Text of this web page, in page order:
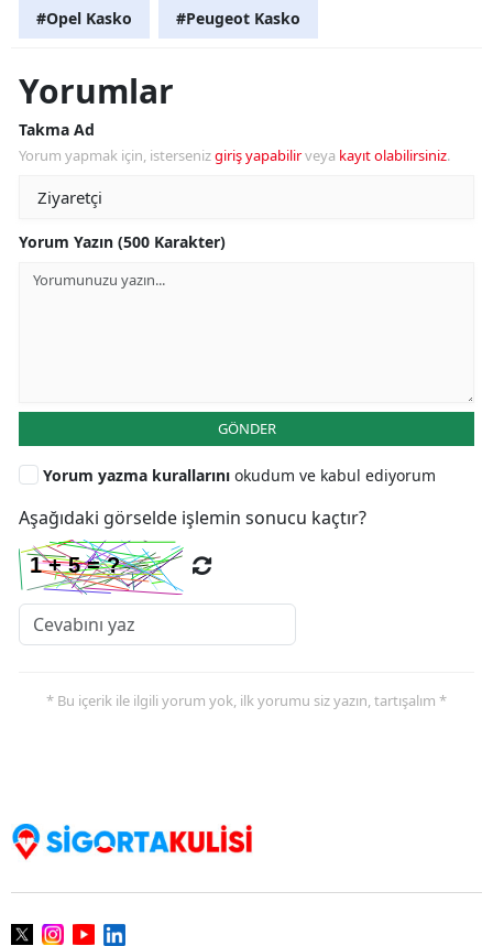
#Opel Kasko #Peugeot Kasko
Yorumlar
Takma Ad
Yorum yapmak için, istersenizgiriş yapabilirveya kayıt olabilirsiniz.
Yorum Yazın (500 Karakter)
GÖNDER
Yorum yazma kurallarını okudum ve kabul ediyorum
Aşağıdaki görselde işlemin sonucu kaçtır?
* Bu içerik ile ilgili yorum yok, ilk yorumu siz yazın, tartışalım *